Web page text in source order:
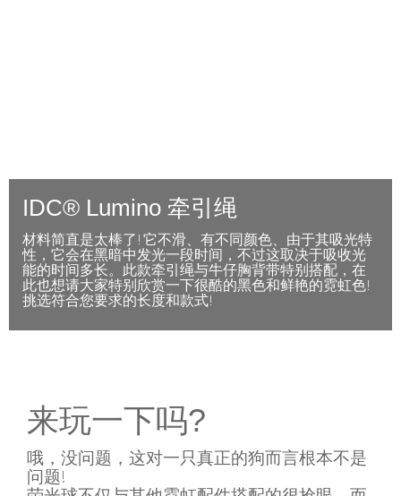
IDC® Lumino 牵引绳
材料简直是太棒了! 它不滑、有不同颜色、由于其吸光特
性，它会在黑暗中发光一段时间，不过这取决于吸收光
能的时间多长。此款牵引绳与牛仔胸背带特别搭配，在
此也想请大家特别欣赏一下很酷的黑色和鲜艳的霓虹色!
挑选符合您要求的长度和款式!
来玩一下吗?
哦，没问题，这对一只真正的狗而言根本不是
问题!